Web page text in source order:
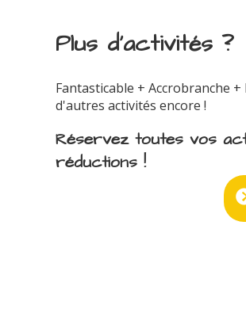
Plus d'activités ?
Fantasticable + Accrobranche
d'autres activités encore !
Réservez toutes vos
réductions !